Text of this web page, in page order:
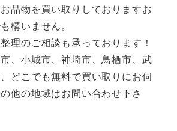
品物を買い取りしておりますお
構いません。
理のご相談も承っております！
、小城市、神埼市、鳥栖市、武
どこでも無料で買い取りにお伺
他の地域はお問い合わせ下さ